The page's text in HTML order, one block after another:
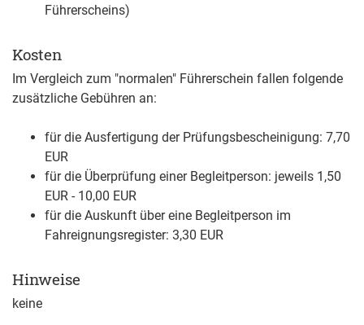
Führerscheins)
Kosten
Im Vergleich zum "normalen" Führerschein fallen folgende
zusätzliche Gebühren an:
für die Ausfertigung der Prüfungsbescheinigung: 7,70
EUR
für die Überprüfung einer Begleitperson: jeweils 1,50
EUR - 10,00 EUR
für die Auskunft über eine Begleitperson im
Fahreignungsregister: 3,30 EUR
Hinweise
keine